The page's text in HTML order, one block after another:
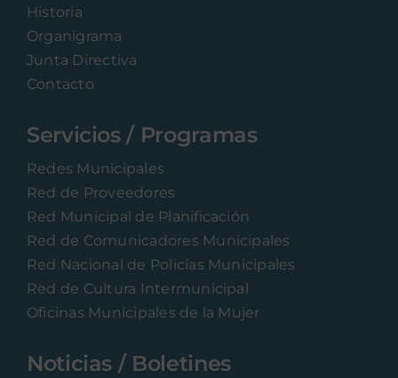
Historia
Organigrama
Junta Directiva
Contacto
Servicios / Programas
Redes Municipales
Red de Proveedores
Red Municipal de Planificación
Red de Comunicadores Municipales
Red Nacional de Policías Municipales
Red de Cultura Intermunicipal
Oficinas Municipales de la Mujer
Noticias / Boletines